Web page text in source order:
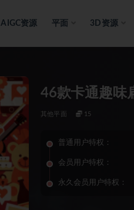
AIGC资源 平面 3D资源
46款卡通趣味
其他平面 15
普通用户特权：
会员用户特权：
永久会员用户特权：